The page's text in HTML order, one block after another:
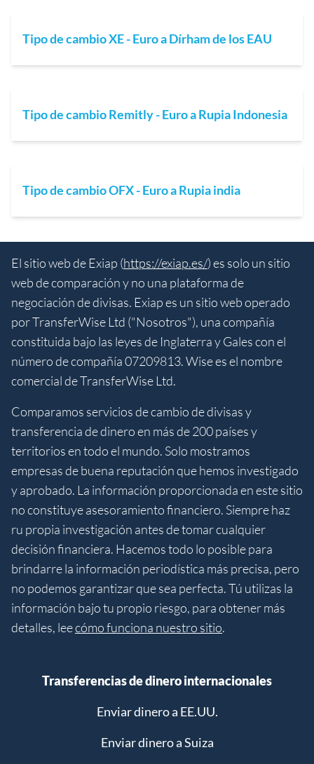
Tipo de cambio XE - Euro a Dírham de los EAU
Tipo de cambio Remitly - Euro a Rupia Indonesia
Tipo de cambio OFX - Euro a Rupia india
El sitio web de Exiap (https://exiap.es/) es solo un sitio
web de comparación y no una plataforma de
negociación de divisas. Exiap es un sitio web operado
por TransferWise Ltd ("Nosotros"), una compañía
constituida bajo las leyes de Inglaterra y Gales con el
número de compañía 07209813. Wise es el nombre
comercial de TransferWise Ltd.
Comparamos servicios de cambio de divisas y
transferencia de dinero en más de 200 países y
territorios en todo el mundo. Solo mostramos
empresas de buena reputación que hemos investigado
y aprobado. La información proporcionada en este sitio
no constituye asesoramiento financiero. Siempre haz
ru propia investigación antes de tomar cualquier
decisión financiera. Hacemos todo lo posible para
brindarre la información periodística más precisa, pero
no podemos garantizar que sea perfecta. Tú utilizas la
información bajo tu propio riesgo, para obtener más
detalles, leecómo funciona nuestro sitio.
Transferencias de dinero internacionales
Enviar dinero a EE.UU.
Enviar dinero a Suiza